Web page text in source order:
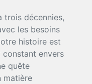
trois décennies,
les besoins
histoire est
constant envers
quête
matière